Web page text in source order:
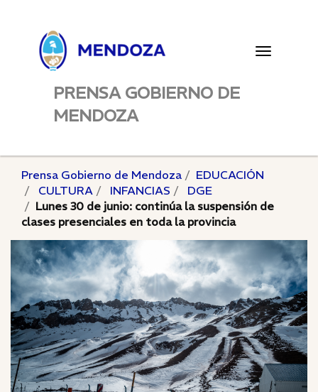
Toggle
PRENSA GOBIERNO DE
MENDOZA
Prensa Gobierno de Mendoza
EDUCACIÓN
CULTURA
INFANCIAS
DGE
Lunes 30 de junio: continúa la suspensión de
clases presenciales en toda la provincia